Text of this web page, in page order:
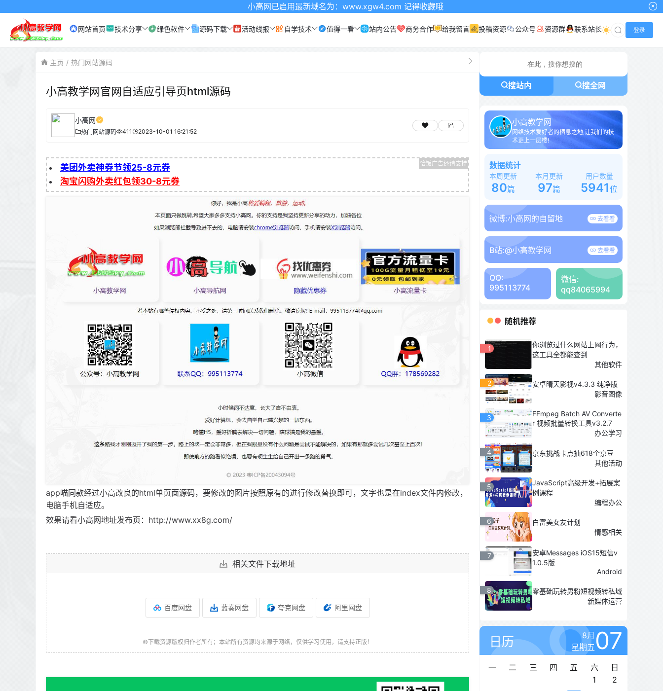
小高网已启用最新域名为：www.xgw4.com 记得收藏哦
网站首页 技术分享 绿色软件 源码下载 活动线报 自学技术 值得一看 站内公告 商务合作 给我留言 投稿资源 公众号 资源群 联系站长 登录
主页 热门网站源码
小高教学网官网自适应引导页html源码
小高网
热门网站源码 411 2023-10-01 16:21:52
美团外卖神券节领25-8元券
淘宝闪购外卖红包领30-8元券
app喵同款经过小高改良的html单页面源码，要修改的图片按照原有的进行修改替换即可，文字也是在index文件内修改，
电脑手机自适应。
效果请看小高网地址发布页：http://www.xx8g.com/
相关文件下载地址
百度网盘 蓝奏网盘 夸克网盘 阿里网盘
©下载资源版权归作者所有；本站所有资源均来源于网络，仅供学习使用，请支持正版！
搜站内 搜全网
小高教学网
网络技术爱好者的栖息之地,让我们的技
术更上一层楼!
数据统计
本周更新
80篇
本月更新
97篇
用户数量
5941位
微博:小高网的自留地 去看看
B站:@小高教学网 去看看
QQ:
995113774
微信:
qq84065994
随机推荐
1
你浏览过什么网站上网行为，
这工具全都能查到
其他软件
2
安卓晴天影视v4.3.3 纯净版
影音图像
3
FFmpeg Batch AV Converte
r 视频批量转换工具v3.2.7
办公学习
4
京东挑战卡点抽618个京豆
其他活动
5
JavaScript高级开发+拓展案
例课程
编程办公
6
白富美女友计划
情感相关
7
安卓Messages iOS15短信v
1.0.5版
Android
8
零基础玩转男粉短视频转私域
新媒体运营
日历
8月
星期五 07
一 二 三 四 五 六
日
1
2